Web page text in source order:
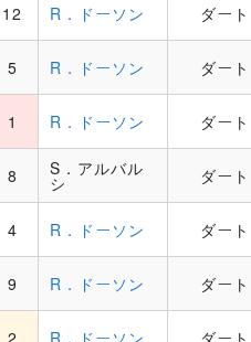
12 R．ドーソン ダート
5 R．ドーソン ダート
1 R．ドーソン ダート
8 S．アルバル
シ ダート
4 R．ドーソン ダート
9 R．ドーソン ダート
2 R．ドーソン ダート